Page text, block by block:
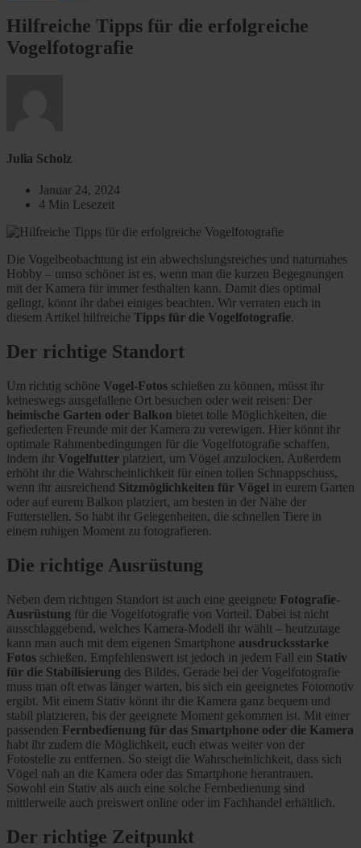
Hilfreiche Tipps für die erfolgreiche
Vogelfotografie
Julia Scholz
Januar 24, 2024
4 Min Lesezeit
Die Vogelbeobachtung ist ein abwechslungsreiches und naturnahes
Hobby – umso schöner ist es, wenn man die kurzen Begegnungen
mit der Kamera für immer festhalten kann. Damit dies optimal
gelingt, könnt ihr dabei einiges beachten. Wir verraten euch in
diesem Artikel hilfreiche Tipps für die Vogelfotografie.
Der richtige Standort
Um richtig schöne Vogel-Fotos schießen zu können, müsst ihr
keineswegs ausgefallene Ort besuchen oder weit reisen: Der
heimische Garten oder Balkon bietet tolle Möglichkeiten, die
gefiederten Freunde mit der Kamera zu verewigen. Hier könnt ihr
optimale Rahmenbedingungen für die Vogelfotografie schaffen,
indem ihr Vogelfutter platziert, um Vögel anzulocken. Außerdem
erhöht ihr die Wahrscheinlichkeit für einen tollen Schnappschuss,
wenn ihr ausreichend Sitzmöglichkeiten für Vögel in eurem Garten
oder auf eurem Balkon platziert, am besten in der Nähe der
Futterstellen. So habt ihr Gelegenheiten, die schnellen Tiere in
einem ruhigen Moment zu fotografieren.
Die richtige Ausrüstung
Neben dem richtigen Standort ist auch eine geeignete Fotografie-
Ausrüstung für die Vogelfotografie von Vorteil. Dabei ist nicht
ausschlaggebend, welches Kamera-Modell ihr wählt – heutzutage
kann man auch mit dem eigenen Smartphone ausdrucksstarke
Fotos schießen. Empfehlenswert ist jedoch in jedem Fall ein Stativ
für die Stabilisierung des Bildes. Gerade bei der Vogelfotografie
muss man oft etwas länger warten, bis sich ein geeignetes Fotomotiv
ergibt. Mit einem Stativ könnt ihr die Kamera ganz bequem und
stabil platzieren, bis der geeignete Moment gekommen ist. Mit einer
passenden Fernbedienung für das Smartphone oder die Kamera
habt ihr zudem die Möglichkeit, euch etwas weiter von der
Fotostelle zu entfernen. So steigt die Wahrscheinlichkeit, dass sich
Vögel nah an die Kamera oder das Smartphone herantrauen.
Sowohl ein Stativ als auch eine solche Fernbedienung sind
mittlerweile auch preiswert online oder im Fachhandel erhältlich.
Der richtige Zeitpunkt